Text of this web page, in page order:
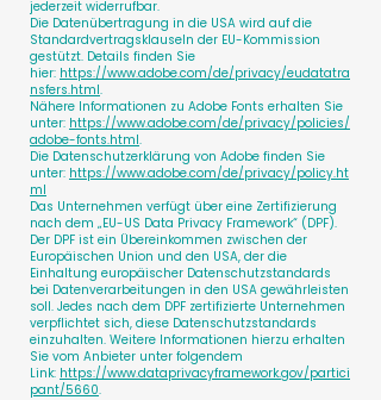
jederzeit widerrufbar.
Die Datenübertragung in die USA wird auf die
Standardvertragsklauseln der EU-Kommission
gestützt. Details finden Sie
hier: https://www.adobe.com/de/privacy/eudatatra
nsfers.html.
Nähere Informationen zu Adobe Fonts erhalten Sie
unter: https://www.adobe.com/de/privacy/policies/
adobe-fonts.html.
Die Datenschutzerklärung von Adobe finden Sie
unter: https://www.adobe.com/de/privacy/policy.ht
ml
Das Unternehmen verfügt über eine Zertifizierung
nach dem „EU-US Data Privacy Framework“ (DPF).
Der DPF ist ein Übereinkommen zwischen der
Europäischen Union und den USA, der die
Einhaltung europäischer Datenschutzstandards
bei Datenverarbeitungen in den USA gewährleisten
soll. Jedes nach dem DPF zertifizierte Unternehmen
verpflichtet sich, diese Datenschutzstandards
einzuhalten. Weitere Informationen hierzu erhalten
Sie vom Anbieter unter folgendem
Link: https://www.dataprivacyframework.gov/partici
pant/5660.